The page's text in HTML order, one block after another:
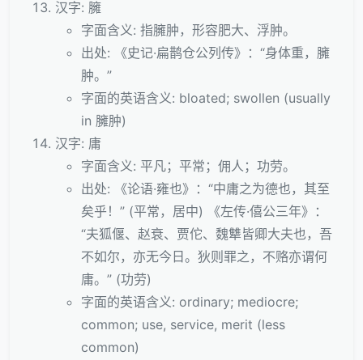
汉字: 臃
字面含义: 指臃肿，形容肥大、浮肿。
出处: 《史记·扁鹊仓公列传》：“身体重，臃
肿。”
字面的英语含义: bloated; swollen (usually
in 臃肿)
汉字: 庸
字面含义: 平凡；平常；佣人；功劳。
出处: 《论语·雍也》：“中庸之为德也，其至
矣乎！” (平常，居中) 《左传·僖公三年》：
“夫狐偃、赵衰、贾佗、魏犨皆卿大夫也，吾
不如尔，亦无今日。狄则罪之，不赂亦谓何
庸。” (功劳)
字面的英语含义: ordinary; mediocre;
common; use, service, merit (less
common)